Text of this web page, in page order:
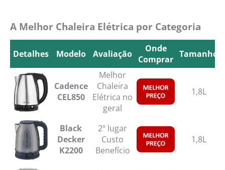
A Melhor Chaleira Elétrica por Categoria
Detalhes Modelo Avaliação
Onde
Comprar Tamanho
Detalhes
Avaliação
Comprar
Cadence
CEL850
Melhor
Chaleira
Elétrica no
geral
1,8L
Black
Decker
K2200
2º lugar
Custo
Benefício
1,8L